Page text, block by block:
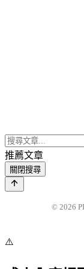
推薦文章
關閉搜尋
© 2026
⚠️